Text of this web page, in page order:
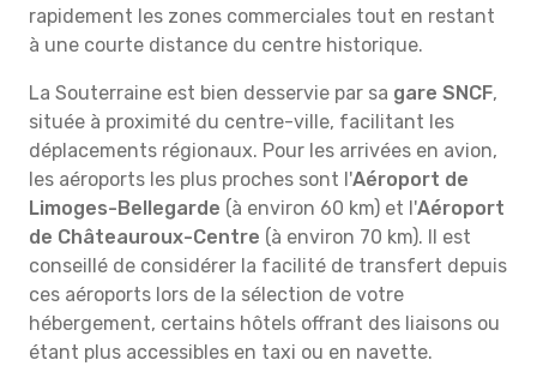
rapidement les zones commerciales tout en restant
à une courte distance du centre historique.
La Souterraine est bien desservie par sa gare SNCF,
située à proximité du centre-ville, facilitant les
déplacements régionaux. Pour les arrivées en avion,
les aéroports les plus proches sont l'Aéroport de
Limoges-Bellegarde (à environ 60 km) et l'Aéroport
de Châteauroux-Centre (à environ 70 km). Il est
conseillé de considérer la facilité de transfert depuis
ces aéroports lors de la sélection de votre
hébergement, certains hôtels offrant des liaisons ou
étant plus accessibles en taxi ou en navette.